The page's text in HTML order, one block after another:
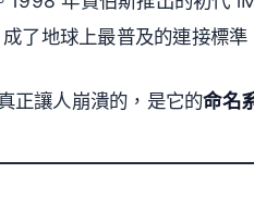
了地球上最普及的連接標準
正讓人崩潰的，是它的命名